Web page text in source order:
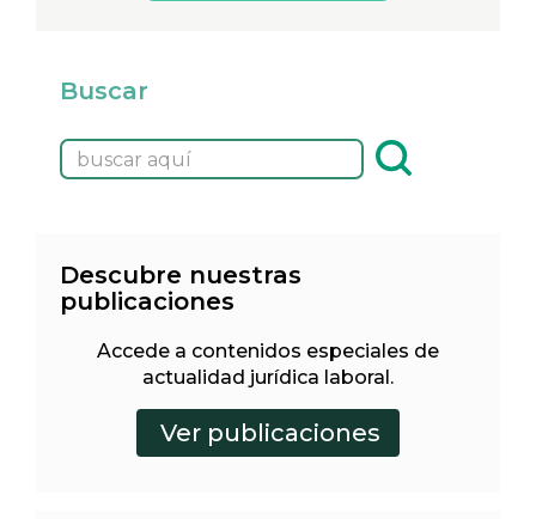
Buscar
Descubre nuestras
publicaciones
Accede a contenidos especiales de
actualidad jurídica laboral.